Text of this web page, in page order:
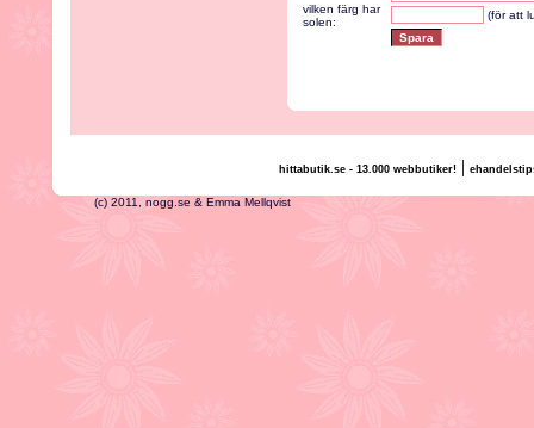
vilken färg har
solen:
(för att
hittabutik.se - 13.000 webbutiker!|
(c) 2011, nogg.se & Emma Mellqvist